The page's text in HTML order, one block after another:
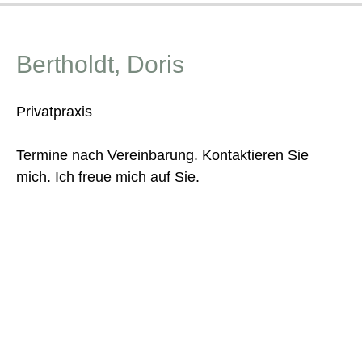
Bertholdt, Doris
Privatpraxis
Termine nach Vereinbarung. Kontaktieren Sie
mich. Ich freue mich auf Sie.